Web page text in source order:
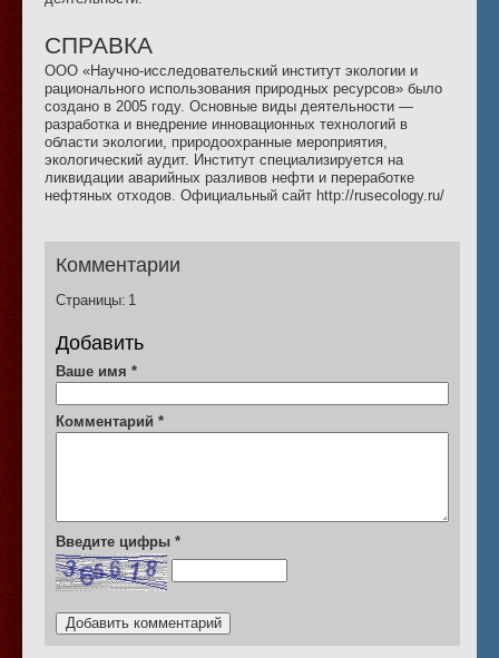
СПРАВКА
ООО «Научно-исследовательский институт экологии и
рационального использования природных ресурсов» было
создано в 2005 году. Основные виды деятельности —
разработка и внедрение инновационных технологий в
области экологии, природоохранные мероприятия,
экологический аудит. Институт специализируется на
ликвидации аварийных разливов нефти и переработке
нефтяных отходов. Официальный сайт http://rusecology.ru/
Комментарии
Страницы: 1
Добавить
Ваше имя *
Комментарий *
Введите цифры *